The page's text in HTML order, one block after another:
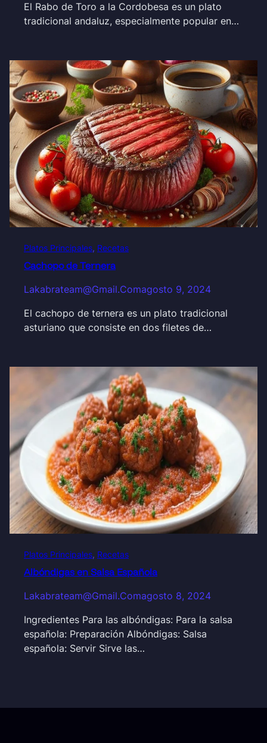
El Rabo de Toro a la Cordobesa es un plato
tradicional andaluz, especialmente popular en…
Platos Principales, Recetas
Cachopo de Ternera
Lakabrateam@gmail.comagosto 9, 2024
El cachopo de ternera es un plato tradicional
asturiano que consiste en dos filetes de…
Platos Principales, Recetas
Albóndigas en Salsa Española
Lakabrateam@gmail.comagosto 8, 2024
Ingredientes Para las albóndigas: Para la salsa
española: Preparación Albóndigas: Salsa
española: Servir Sirve las…